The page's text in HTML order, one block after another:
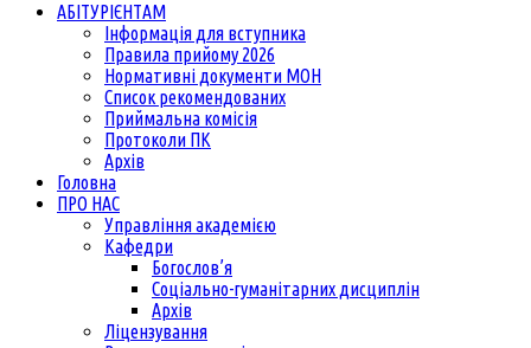
АБІТУРІЄНТАМ
Інформація для вступника
Правила прийому 2026
Нормативні документи МОН
Список рекомендованих
Приймальна комісія
Протоколи ПК
Архів
Головна
ПРО НАС
Управління академією
Кафедри
Богослов’я
Соціально-гуманітарних дисциплін
Архів
Ліцензування